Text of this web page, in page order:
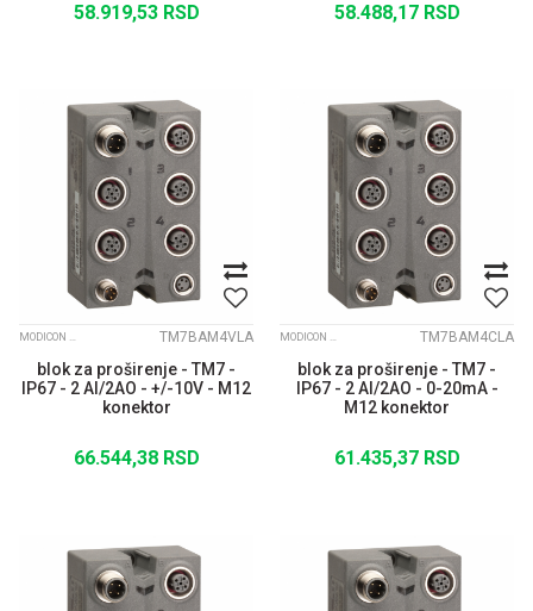
58.919,53 RSD 58.488,17 RSD
MODICON TM7 IP67 MODULARNI I/O SISTEM TM7BAM4VLA
blok za proširenje - TM7 -
IP67 - 2 AI/2AO - +/-10V - M12
konektor
66.544,38 RSD
MODICON TM7 IP67 MODULARNI I/O SISTEM TM7BAM4CLA
blok za proširenje - TM7 -
IP67 - 2 AI/2AO - 0-20mA -
M12 konektor
61.435,37 RSD